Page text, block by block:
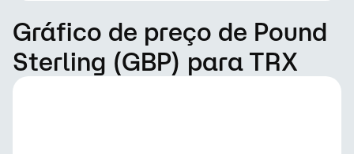
Gráfico de preço de Pound
Sterling (GBP) para TRX